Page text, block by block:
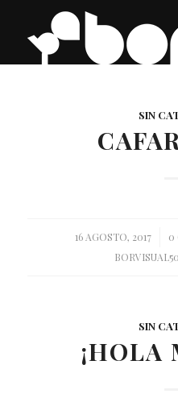
SIN
16 AGOSTO, 2017
/ 0
SIN
¡HOLA